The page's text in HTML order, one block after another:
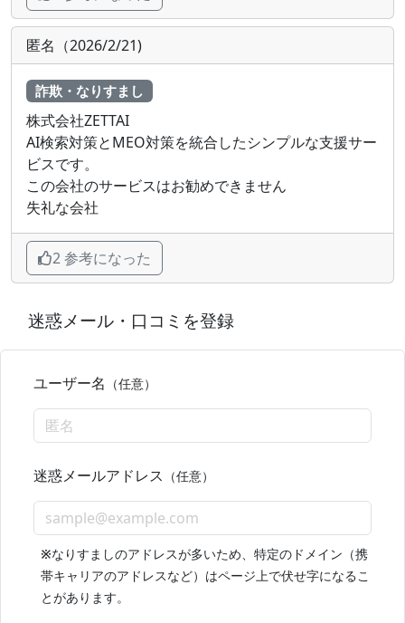
匿名（2026/2/21)
詐欺・なりすまし
株式会社ZETTAI
AI検索対策とMEO対策を統合したシンプルな支援サー
ビスです。
この会社のサービスはお勧めできません
失礼な会社
2 参考になった
迷惑メール・口コミを登録
ユーザー名 （任意）
迷惑メールアドレス （任意）
※なりすましのアドレスが多いため、特定のドメイン（携
帯キャリアのアドレスなど）はページ上で伏せ字になるこ
とがあります。